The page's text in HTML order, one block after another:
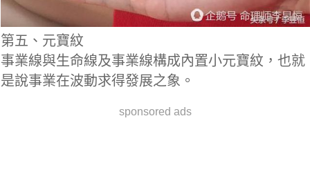
第五、元寶紋
事業線與生命線及事業線構成內置小元寶紋，也就
是說事業在波動求得發展之象。
sponsored ads